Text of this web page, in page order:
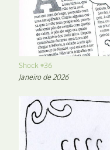
Shock #36
Janeiro de 2026